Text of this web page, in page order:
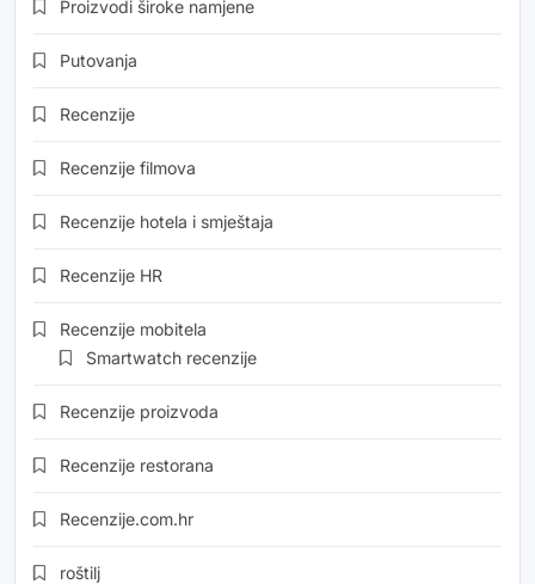
Proizvodi široke namjene
Putovanja
Recenzije
Recenzije filmova
Recenzije hotela i smještaja
Recenzije HR
Recenzije mobitela
Smartwatch recenzije
Recenzije proizvoda
Recenzije restorana
Recenzije.com.hr
roštilj